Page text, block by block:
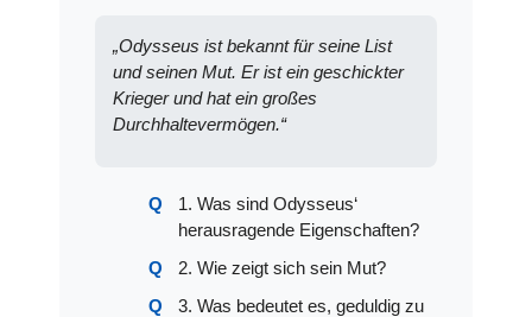
„Odysseus ist bekannt für seine List
und seinen Mut. Er ist ein geschickter
Krieger und hat ein großes
Durchhaltevermögen.“
1. Was sind Odysseus‘
herausragende Eigenschaften?
2. Wie zeigt sich sein Mut?
3. Was bedeutet es, geduldig zu